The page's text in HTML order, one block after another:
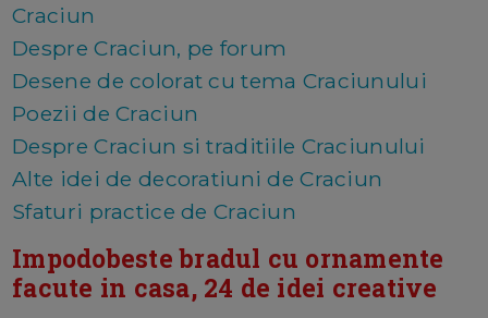
Craciun
Despre Craciun, pe forum
Desene de colorat cu tema Craciunului
Poezii de Craciun
Despre Craciun si traditiile Craciunului
Alte idei de decoratiuni de Craciun
Sfaturi practice de Craciun
Impodobeste bradul cu ornamente
facute in casa, 24 de idei creative